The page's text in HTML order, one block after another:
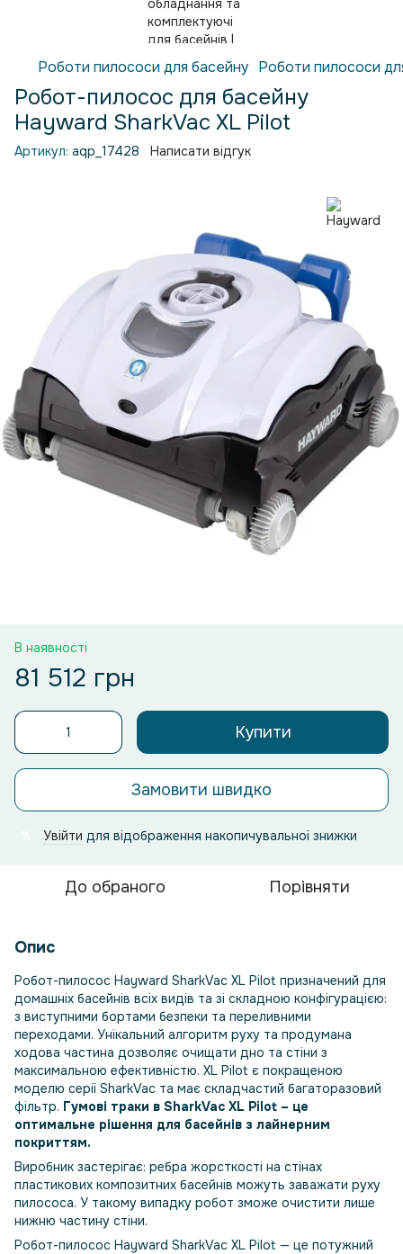
Роботи пилососи для басейну Роботи пилососи
Робот-пилосос для басейну
Hayward SharkVac XL Pilot
Артикул: aqp_17428 Написати відгук
В наявності
81 512 грн
Купити
Замовити швидко
Увійти для відображення накопичувальної знижки
До обраного Порівняти
Опис
Робот-пилосос Hayward SharkVac XL Pilot призначений для
домашніх басейнів всіх видів та зі складною конфігурацією:
з виступними бортами безпеки та переливними
переходами. Унікальний алгоритм руху та продумана
ходова частина дозволяє очищати дно та стіни з
максимальною ефективністю. XL Pilot є покращеною
моделю серії SharkVac та має складчастий багаторазовий
фільтр. Гумові траки в SharkVac XL Pilot – це
оптимальне рішення для басейнів з лайнерним
покриттям.
Виробник застерігає: ребра жорсткості на стінах
пластикових композитних басейнів можуть заважати руху
пилососа. У такому випадку робот зможе очистити лише
нижню частину стіни.
Робот-пилосос Hayward SharkVac XL Pilot — це потужний